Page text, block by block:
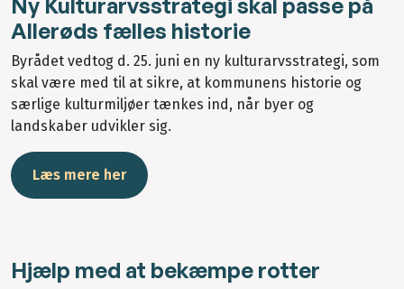
Ny Kulturarvsstrategi skal passe på
Allerøds fælles historie
Byrådet vedtog d. 25. juni en ny kulturarvsstrategi, som
skal være med til at sikre, at kommunens historie og
særlige kulturmiljøer tænkes ind, når byer og
landskaber udvikler sig.
Læs mere her
Hjælp med at bekæmpe rotter